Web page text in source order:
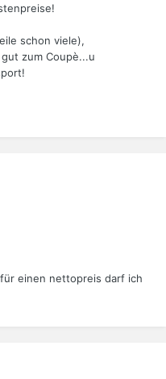
schon viele),
zum Coupè...u
einen nettopreis darf ich